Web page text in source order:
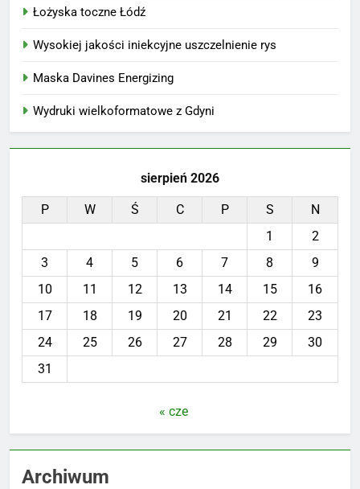
Łożyska toczne Łódź
Wysokiej jakości iniekcyjne uszczelnienie rys
Maska Davines Energizing
Wydruki wielkoformatowe z Gdyni
sierpień 2026
P W Ś C P S
N
1
2
3
4 5 6 7 8
9
10
11 12 13 14 15
16
17
18 19 20 21 22
23
24
25 26 27 28 29
30
31
« cze
Archiwum